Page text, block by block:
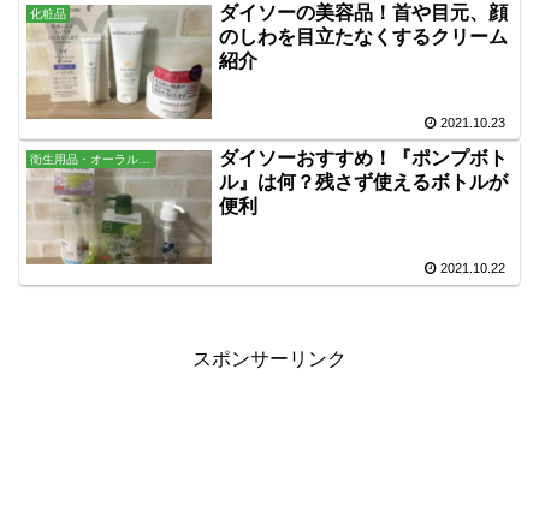
化粧品
ダイソーの美容品！首や目元、顔
のしわを目立たなくするクリーム
紹介
2021.10.23
ダイソーおすすめ！『ポンプボト
ル』は何？残さず使えるボトルが
便利
2021.10.22
スポンサーリンク